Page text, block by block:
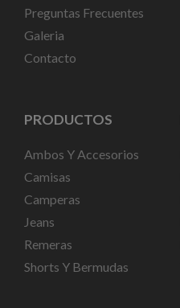
Preguntas Frecuentes
Galeria
Contacto
PRODUCTOS
Ambos Y Accesorios
Camisas
Camperas
Jeans
Remeras
Shorts Y Bermudas